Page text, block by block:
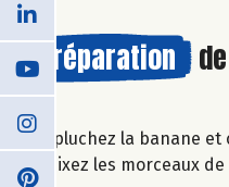
Préparation
Epluchez la banane
Mixez les morceaux